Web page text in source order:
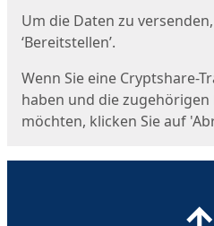
Um die Daten zu
‘Bereitstellen’.
Wenn Sie eine Cryptshare-
haben und die
möchten, klicken Sie auf